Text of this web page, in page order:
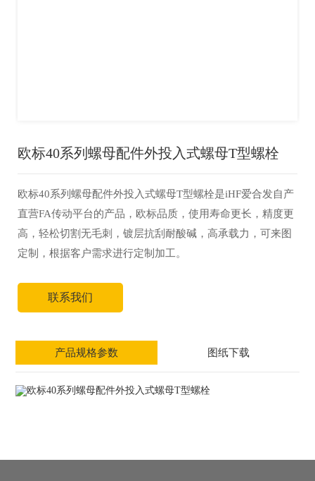
欧标40系列螺母配件外投入式螺母T型螺栓
欧标40系列螺母配件外投入式螺母T型螺栓是iHF爱合发自产
直营FA传动平台的产品，欧标品质，使用寿命更长，精度更
高，轻松切割无毛刺，镀层抗刮耐酸碱，高承载力，可来图
定制，根据客户需求进行定制加工。
联系我们
产品规格参数 图纸下载